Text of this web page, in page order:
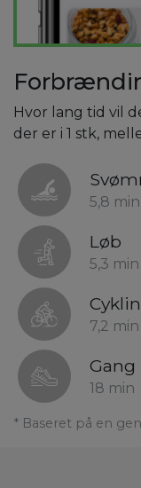
Hvor lang tid vil
der er i 1 stk,
5,8 min
Løb
5,3 min
7,2 min
Gang
18 min
* Baseret på en